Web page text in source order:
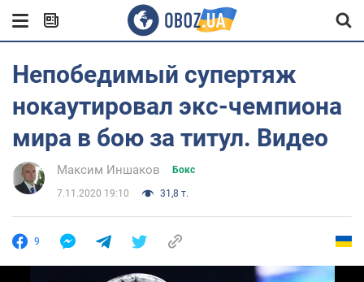
Непобедимый супертяж
нокаутировал экс-чемпиона
мира в бою за титул. Видео
Максим Иншаков Бокс
7.11.2020 19:10 31,8 т.
9